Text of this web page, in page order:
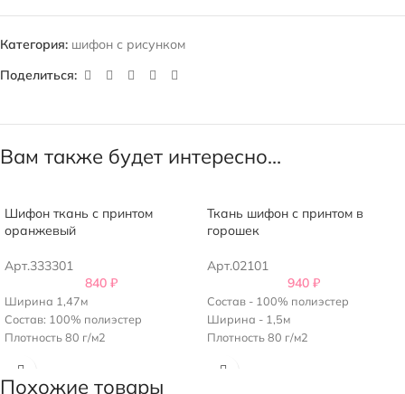
Категория: шифон с рисунком
Поделиться:
Вам также будет интересно…
Шифон ткань с принтом
оранжевый
Арт.333301
840 ₽
Ширина 1,47м
Состав: 100% полиэстер
Плотность 80 г/м2
Ткань шифон с принтом в
горошек
Арт.02101
940 ₽
Состав - 100% полиэстер
Ширина - 1,5м
Плотность 80 г/м2
Похожие товары